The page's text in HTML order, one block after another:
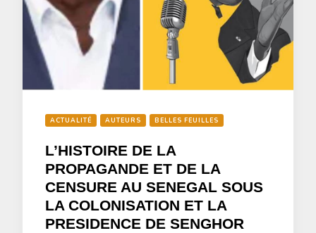
ACTUALITÉ AUTEURS BELLES FEUILLES
L’HISTOIRE DE LA
PROPAGANDE ET DE LA
CENSURE AU SENEGAL SOUS
LA COLONISATION ET LA
PRESIDENCE DE SENGHOR